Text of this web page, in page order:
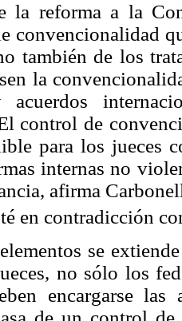
la reforma a la
convencionalidad
también de los
la
acuerdos
control de
para los jueces
internas no
afirma
en contradicción
se
no sólo los
encargarse las